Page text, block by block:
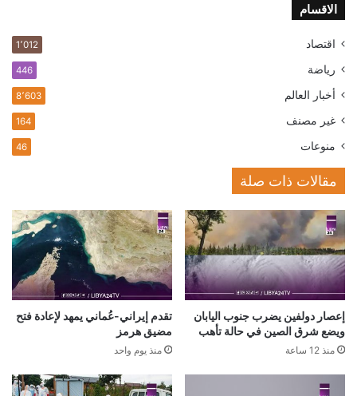
الاقسام
اقتصاد 1٬012
رياضة 446
أخبار العالم 8٬603
غير مصنف 164
منوعات 46
مقالات ذات صلة
إعصار دولفين يضرب جنوب اليابان
ويضع شرق الصين في حالة تأهب
منذ 12 ساعة
تقدم إيراني-عُماني يمهد لإعادة فتح
مضيق هرمز
منذ يوم واحد